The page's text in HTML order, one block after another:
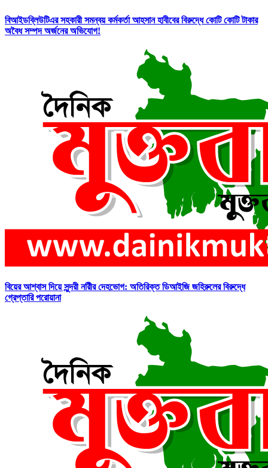
বিআইডব্লিউটিএর সহকারী সমন্বয় কর্মকর্তা আহসান হাবীবের বিরুদ্ধে কোটি কোটি টাকার
অবৈধ সম্পদ অর্জনের অভিযোগ!
বিয়ের আশ্বাস দিয়ে সুন্দরী নরিীর দেহভোগ: অতিরিক্ত ডিআইজি জহিরুলের বিরুদ্ধে
গ্রেপ্তারি পরোয়ানা